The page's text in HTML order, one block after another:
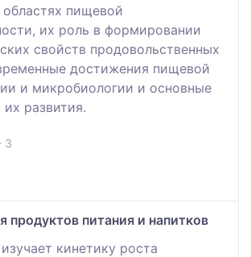
пищевой
их роль в формировании
свойств продовольственных
достижения пищевой
и микробиологии и основные
их развития.
3
продуктов питания и напитков
кинетику роста